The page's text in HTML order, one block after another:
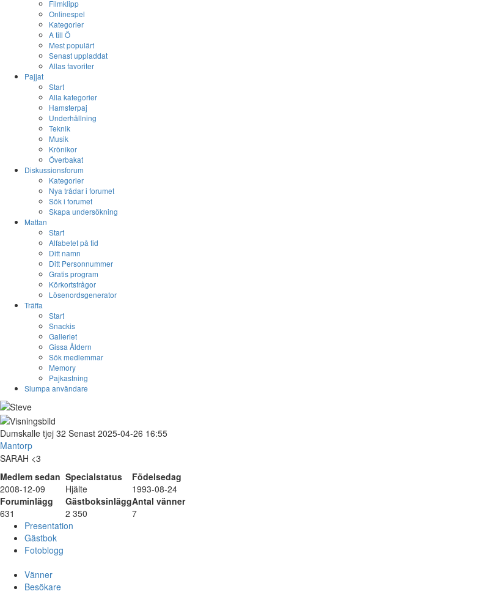
Filmklipp
Onlinespel
Kategorier
A till Ö
Mest populärt
Senast uppladdat
Allas favoriter
Pajjat
Start
Alla kategorier
Hamsterpaj
Underhållning
Teknik
Musik
Krönikor
Överbakat
Diskussionsforum
Kategorier
Nya trådar i forumet
Sök i forumet
Skapa undersökning
Mattan
Start
Alfabetet på tid
Ditt namn
Ditt Personnummer
Gratis program
Körkortsfrågor
Lösenordsgenerator
Träffa
Start
Snackis
Galleriet
Gissa Åldern
Sök medlemmar
Memory
Pajkastning
Slumpa användare
Dumskalle tjej 32 Senast 2025-04-26 16:55
Mantorp
SARAH <3
Medlem sedan Specialstatus
Födelsedag
2008-12-09
Hjälte
1993-08-24
Foruminlägg
GästboksinläggAntal vänner
631
2 350
7
Presentation
Gästbok
Fotoblogg
Vänner
Besökare